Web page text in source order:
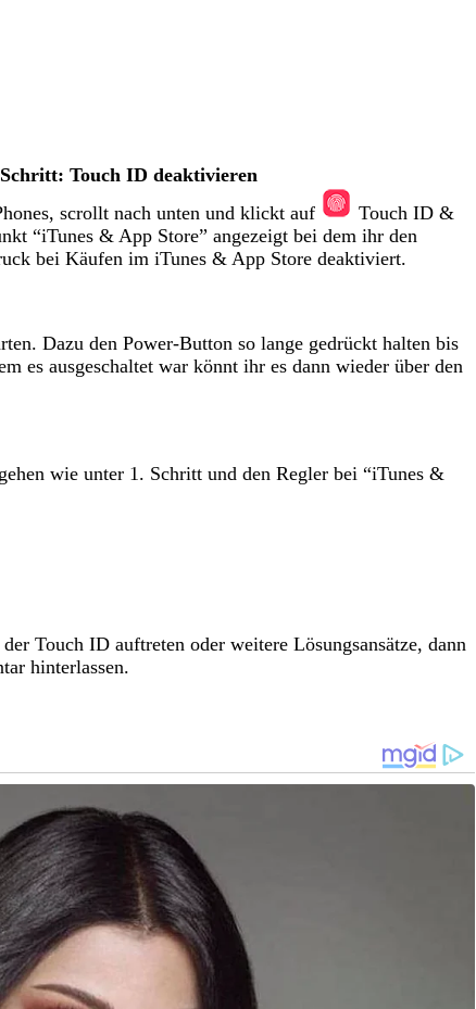
Touch ID deaktivieren
scrollt nach unten und klickt auf
Touch ID &
“iTunes & App Store” angezeigt bei dem ihr den
bei Käufen im iTunes & App Store deaktiviert.
Dazu den Power-Button so lange gedrückt halten bis
es ausgeschaltet war könnt ihr es dann wieder über den
wie unter 1. Schritt und den Regler bei “iTunes &
Touch ID auftreten oder weitere Lösungsansätze, dann
hinterlassen.